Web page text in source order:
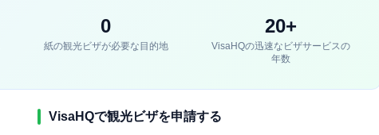
0
紙の観光ビザが必要な目的地
20+
VisaHQの迅速なビザサービスの
年数
VisaHQで観光ビザを申請する